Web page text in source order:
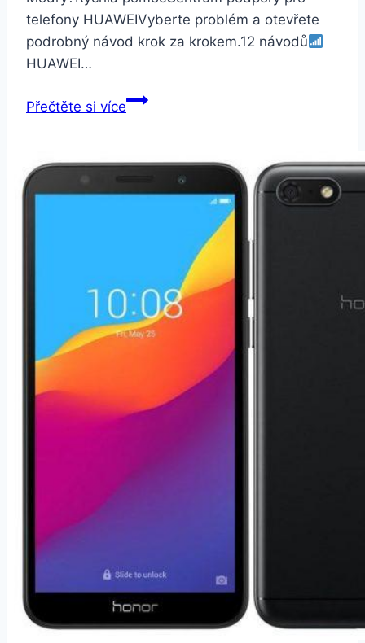
telefony HUAWEIVyberte problém a otevřete
podrobný návod krok za krokem.12 návodů
HUAWEI…
Přečtěte si víceHuawei
2018